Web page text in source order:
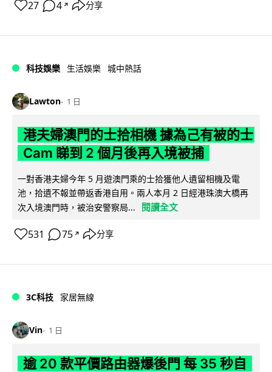
27 4 ↗ 分享
科技娛樂 生活娛樂 城中熱話
Lawton 1 日
港夫婦澳門的士拾相機 據為己有被的士
Cam 睇到 2 個月後再入境被捕
一對香港夫婦今年 5 月遊澳門乘的士拾獲他人遺留相機及電
池，拾遺不報並帶返香港自用。兩人本月 2 日經港珠澳大橋再
次入境澳門時，被治安警察局...
閱讀全文
531 75 ↗ 分享
3C科技 家居無線
Vin 1 日
逾 20 款平價路由器爆後門 每 35 秒自